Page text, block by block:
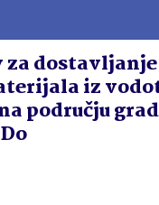
iz
području